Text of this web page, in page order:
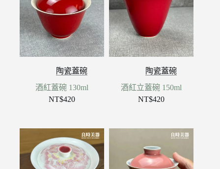
陶瓷蓋碗
酒紅蓋碗 130ml
NT$420
陶瓷蓋碗
酒紅立蓋碗 150ml
NT$420